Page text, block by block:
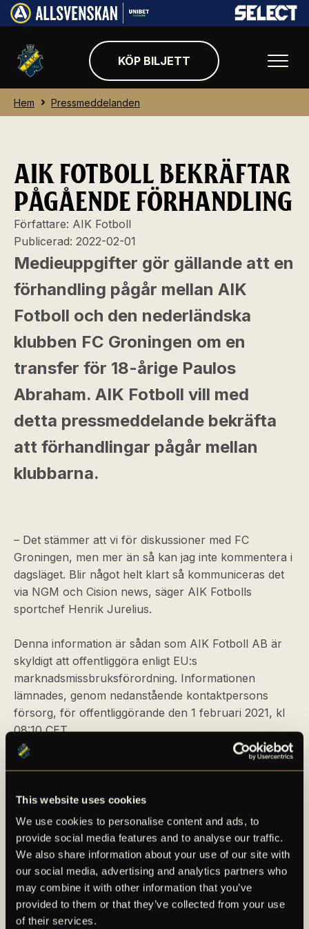
This website uses cookies
We use cookies to personalise content and ads, to
provide social media features and to analyse our traffic.
We also share information about your use of our site with
our social media, advertising and analytics partners who
may combine it with other information that you’ve
provided to them or that they’ve collected from your use
of their services.
KÖP BILJETT
Hem Pressmeddelanden
AIK FOTBOLL BEKRÄFTAR
PÅGÅENDE FÖRHANDLING
Författare: AIK Fotboll
Publicerad: 2022-02-01
Medieuppgifter gör gällande att en
förhandling pågår mellan AIK
Fotboll och den nederländska
klubben FC Groningen om en
transfer för 18-årige Paulos
Abraham. AIK Fotboll vill med
detta pressmeddelande bekräfta
att förhandlingar pågår mellan
klubbarna.
– Det stämmer att vi för diskussioner med FC
Groningen, men mer än så kan jag inte kommentera i
dagsläget. Blir något helt klart så kommuniceras det
via NGM och Cision news, säger AIK Fotbolls
sportchef Henrik Jurelius.
Denna information är sådan som AIK Fotboll AB är
skyldigt att offentliggöra enligt EU:s
marknadsmissbruksförordning. Informationen
lämnades, genom nedanstående kontaktpersons
försorg, för offentliggörande den 1 februari 2021, kl
08:10 CET
AIK – SEDAN 1891
AIK Fotboll AB bedriver AIK Fotbollsförenings